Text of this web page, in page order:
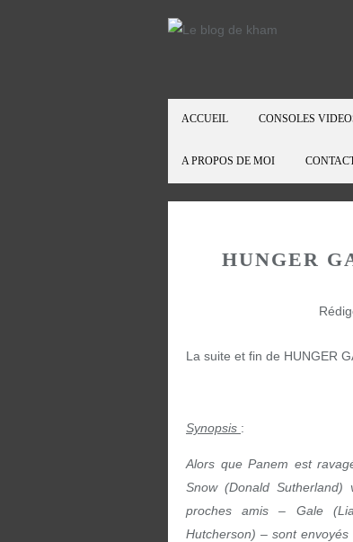
ACCUEIL CONSOLES
A PROPOS DE MOI
HUNGER
La suite et fin de HUNGER
Synopsis :
Alors que Panem est
Snow (Donald
proches amis – Gale
Hutcherson) – sont